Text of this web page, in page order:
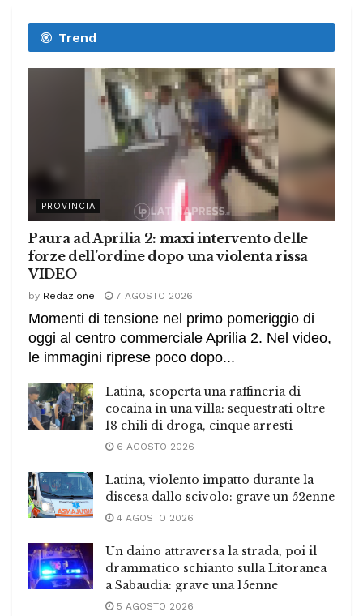
Trend
PROVINCIA
Paura ad Aprilia 2: maxi intervento delle
forze dell’ordine dopo una violenta rissa
VIDEO
by Redazione 7 AGOSTO 2026
Momenti di tensione nel primo pomeriggio di
oggi al centro commerciale Aprilia 2. Nel video,
le immagini riprese poco dopo...
Latina, scoperta una raffineria di
cocaina in una villa: sequestrati oltre
18 chili di droga, cinque arresti
6 AGOSTO 2026
Latina, violento impatto durante la
discesa dallo scivolo: grave un 52enne
4 AGOSTO 2026
Un daino attraversa la strada, poi il
drammatico schianto sulla Litoranea
a Sabaudia: grave una 15enne
5 AGOSTO 2026